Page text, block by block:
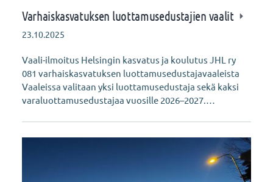
Varhaiskasvatuksen luottamusedustajien vaalit
23.10.2025
Vaali-ilmoitus Helsingin kasvatus ja koulutus JHL ry
081 varhaiskasvatuksen luottamusedustajavaaleista
Vaaleissa valitaan yksi luottamusedustaja sekä kaksi
varaluottamusedustajaa vuosille 2026–2027.…